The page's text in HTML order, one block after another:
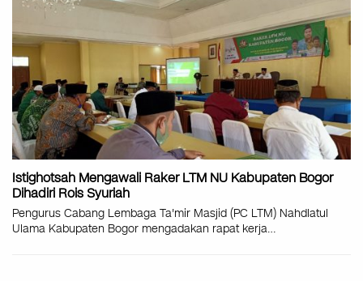
Istighotsah Mengawali Raker LTM NU Kabupaten Bogor
Dihadiri Rois Syuriah
Pengurus Cabang Lembaga Ta'mir Masjid (PC LTM) Nahdlatul
Ulama Kabupaten Bogor mengadakan rapat kerja…